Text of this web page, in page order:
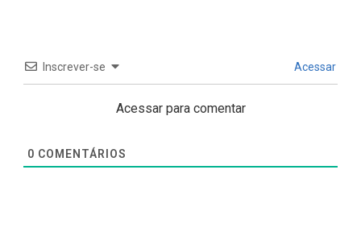
Inscrever-se Acessar
Acessar para comentar
0 COMENTÁRIOS